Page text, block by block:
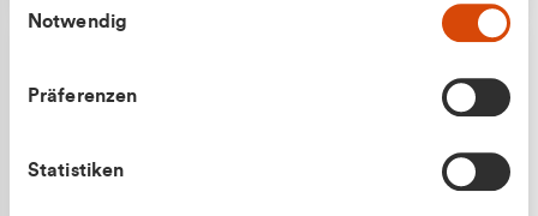
gesammelt haben.
Notwendig
Präferenzen
Statistiken